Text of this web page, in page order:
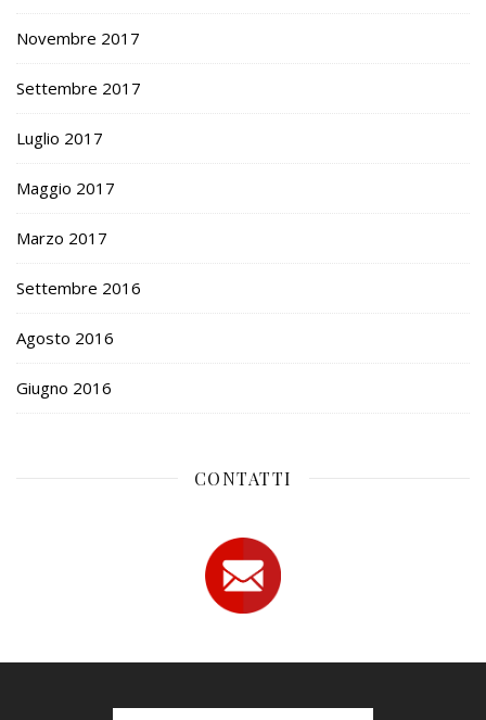
Novembre 2017
Settembre 2017
Luglio 2017
Maggio 2017
Marzo 2017
Settembre 2016
Agosto 2016
Giugno 2016
CONTATTI